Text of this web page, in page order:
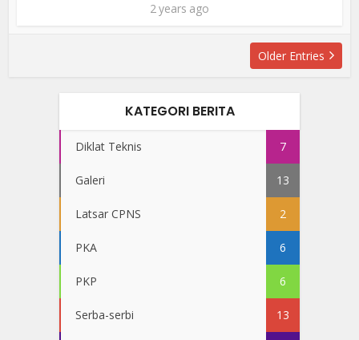
2 years ago
Older Entries
KATEGORI BERITA
Diklat Teknis 7
Galeri 13
Latsar CPNS 2
PKA 6
PKP 6
Serba-serbi 13